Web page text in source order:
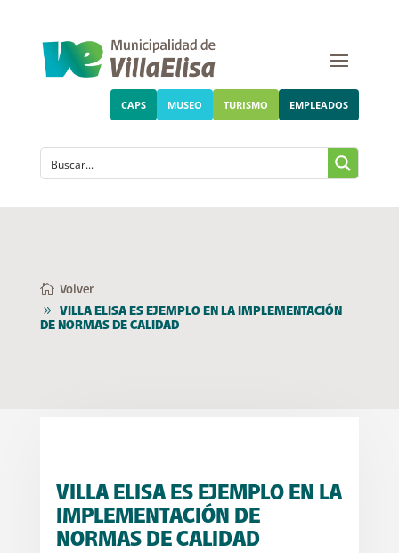
CAPS MUSEO TURISMO EMPLEADOS
Volver
VILLA ELISA ES EJEMPLO EN LA IMPLEMENTACIÓN
DE NORMAS DE CALIDAD
VILLA ELISA ES EJEMPLO EN LA
IMPLEMENTACIÓN DE
NORMAS DE CALIDAD